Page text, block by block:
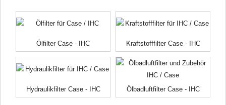
Ölfilter Case - IHC Kraftstofffilter Case - IHC
Hydraulikfilter Case - IHC Ölbadluftfilter Case - IHC